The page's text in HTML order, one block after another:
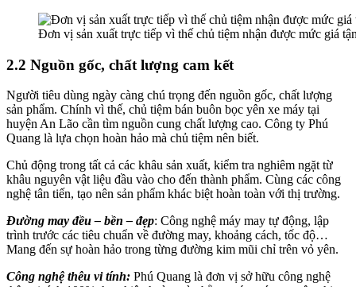
Đơn vị sản xuất trực tiếp vì thế chủ tiệm nhận được mức giá
2.2 Nguồn gốc, chất lượng cam kết
Người tiêu dùng ngày càng chú trọng đến nguồn gốc, chất lượng
sản phẩm. Chính vì thế, chủ tiệm bán buôn bọc yên xe máy tại
huyện An Lão cần tìm nguồn cung chất lượng cao. Công ty Phú
Quang là lựa chọn hoàn hảo mà chủ tiệm nên biết.
Chủ động trong tất cả các khâu sản xuất, kiểm tra nghiêm ngặt từ
khâu nguyên vật liệu đầu vào cho đến thành phẩm. Cùng các công
nghệ tân tiến, tạo nên sản phẩm khác biệt hoàn toàn với thị trường.
Đường may đều – bền – đẹp: Công nghệ máy may tự động, lập
trình trước các tiêu chuẩn về đường may, khoảng cách, tốc độ…
Mang đến sự hoàn hảo trong từng đường kim mũi chỉ trên vỏ yên.
Công nghệ thêu vi tính: Phú Quang là đơn vị sở hữu công nghệ